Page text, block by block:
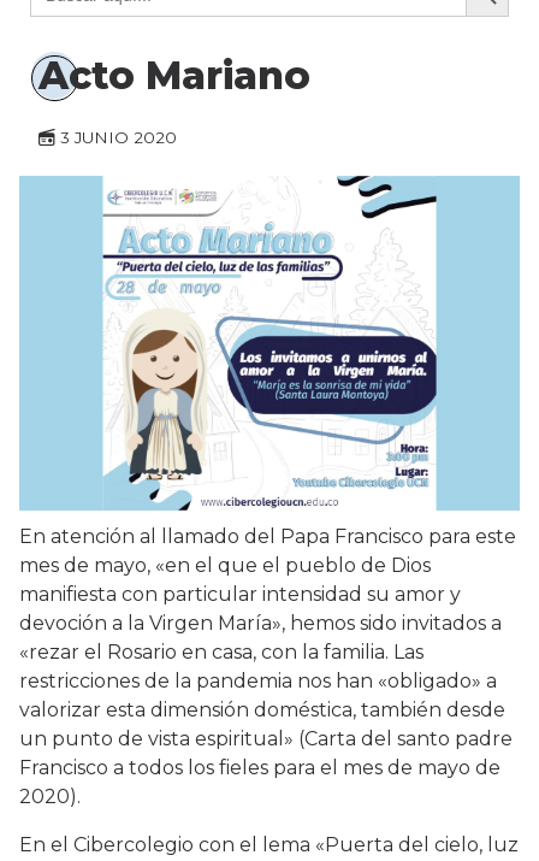
Acto Mariano
3 JUNIO 2020
En atención al llamado del Papa Francisco para este
mes de mayo, «en el que el pueblo de Dios
manifiesta con particular intensidad su amor y
devoción a la Virgen María», hemos sido invitados a
«rezar el Rosario en casa, con la familia. Las
restricciones de la pandemia nos han «obligado» a
valorizar esta dimensión doméstica, también desde
un punto de vista espiritual» (Carta del santo padre
Francisco a todos los fieles para el mes de mayo de
2020).
En el Cibercolegio con el lema «Puerta del cielo, luz